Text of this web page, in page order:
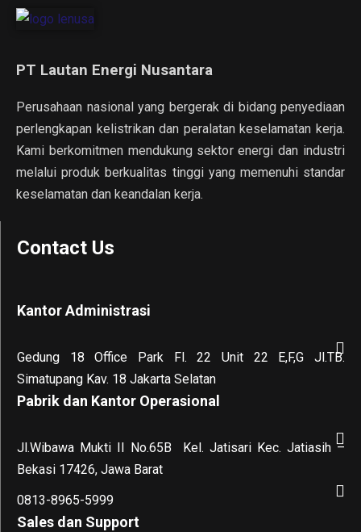
PT Lautan Energi Nusantara
Perusahaan nasional yang bergerak di bidang penyediaan
perlengkapan kelistrikan dan peralatan keselamatan kerja.
Kami berkomitmen mendukung sektor energi dan industri
melalui produk berkualitas tinggi yang memenuhi standar
keselamatan dan keandalan kerja.
Contact Us
Kantor Administrasi
Gedung 18 Office Park Fl. 22 Unit 22 E,F,G Jl.TB.
Simatupang Kav. 18 Jakarta Selatan
Pabrik dan Kantor Operasional
Jl.Wibawa Mukti II No.65B
Kel. Jatisari Kec. Jatiasih –
Bekasi 17426, Jawa Barat
0813-8965-5999
Sales dan Support